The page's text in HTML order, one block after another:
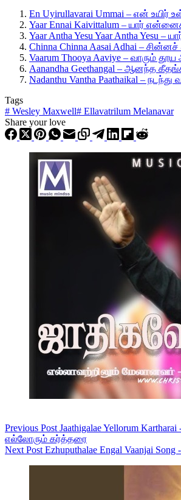
En Uyirullavarai Ummai – என்
Yaar Ennai Kaivittalum – யார்
Yaar Antha Yesu Yaar Antha Yesu –
Chinna Chinna Aasai Adhai –
Vaarum Thooya Aaviye – வாரும்
Aanandha Geethangal – ஆனந்த
Nadanthu Vantha Paathaikal –
Tags
# Wesley Maxwell# Ellavatrilum Melanavar
Share your love
Previous Post Jaathigalae Yellorum
எல்லோரும் கர்த்தரை
Next Post Ezhuputhalae Engal Vaanjai